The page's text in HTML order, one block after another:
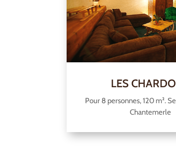
LES
Pour 8 personnes, 120 m².
Chantemerle